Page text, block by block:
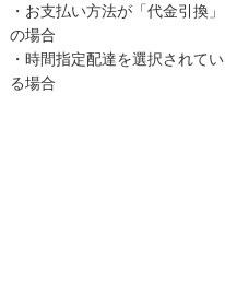
・お支払い方法が「代金引換」
の場合
・時間指定配達を選択されてい
る場合